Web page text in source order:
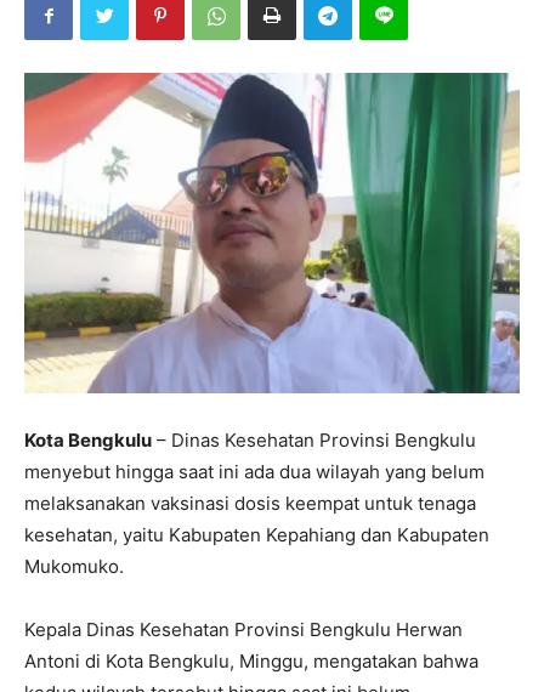
Kota Bengkulu – Dinas Kesehatan Provinsi Bengkulu
menyebut hingga saat ini ada dua wilayah yang belum
melaksanakan vaksinasi dosis keempat untuk tenaga
kesehatan, yaitu Kabupaten Kepahiang dan Kabupaten
Mukomuko.
Kepala Dinas Kesehatan Provinsi Bengkulu Herwan
Antoni di Kota Bengkulu, Minggu, mengatakan bahwa